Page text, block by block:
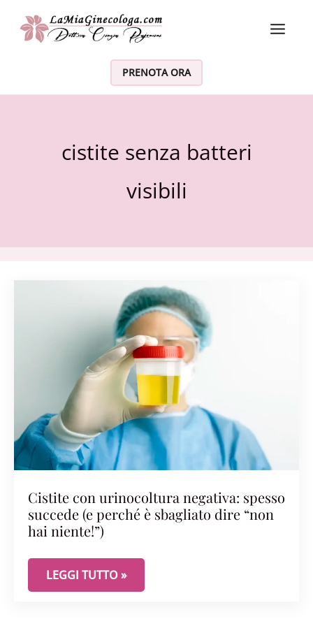
Vai al contenuto
PRENOTA ORA
cistite senza batteri
visibili
Cistite con urinocoltura negativa: spesso
succede (e perché è sbagliato dire “non
hai niente!”)
CISTITE CON URINOCOLTURA NEGATIVA: SPESSO
LEGGI TUTTO »